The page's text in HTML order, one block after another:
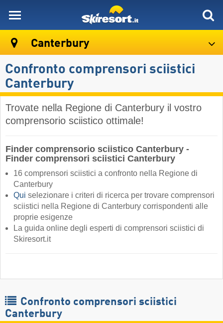
Canterbury
Confronto comprensori sciistici
Canterbury
Trovate nella Regione di Canterbury il vostro
comprensorio sciistico ottimale!
Finder comprensorio sciistico Canterbury -
Finder comprensori sciistici Canterbury
16 comprensori sciistici a confronto nella Regione di
Canterbury
Qui selezionare i criteri di ricerca per trovare comprensori
sciistici nella Regione di Canterbury corrispondenti alle
proprie esigenze
La guida online degli esperti di comprensori sciistici di
Skiresort.it
Confronto comprensori sciistici
Canterbury